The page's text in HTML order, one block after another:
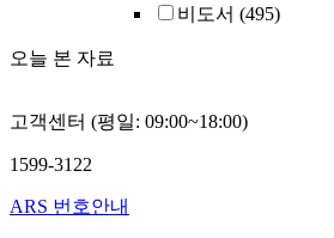
비도서 (495)
오늘 본 자료
고객센터 (평일: 09:00~18:00)
1599-3122
ARS 번호안내